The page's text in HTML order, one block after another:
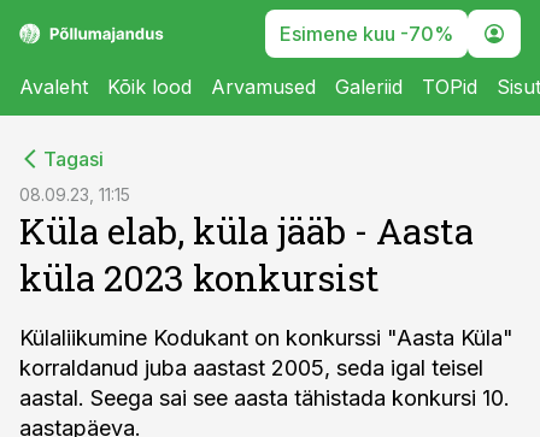
Esimene kuu -70%
Avaleht Kõik lood Arvamused Galeriid TOPid
Tagasi
08.09.23, 11:15
Küla elab, küla jääb - Aasta
küla 2023 konkursist
Külaliikumine Kodukant on konkurssi "Aasta Küla"
korraldanud juba aastast 2005, seda igal teisel
aastal. Seega sai see aasta tähistada konkursi 10.
aastapäeva.